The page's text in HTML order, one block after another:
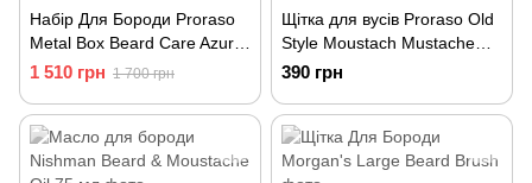
Набір Для Бороди Proraso
Metal Box Beard Care Azur
Lime Gift Set
1 510 грн 1 700 грн
Щітка для вусів Proraso Old
Style Moustach Mustache
brush з щетини кнуру
390 грн